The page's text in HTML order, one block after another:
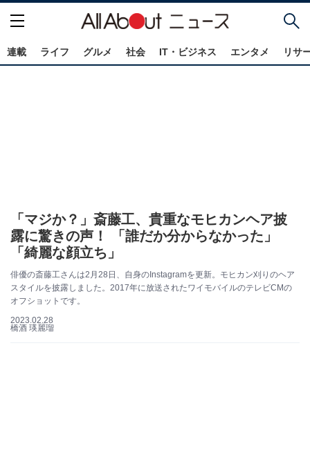
連載 ライフ グルメ 社会 IT・ビジネス エンタメ リサ
「マジか？」斎藤工、貴重なモヒカンヘア披
露に驚きの声！ 「誰だか分からなかった」
「綺麗な顔立ち」
俳優の斎藤工さんは2月28日、自身のInstagramを更新。モヒカン刈りのヘア
スタイルを披露しました。2017年に放送されたワイモバイルのテレビCMの
オフショットです。
2023.02.28
橋酒 瑛麗瑠